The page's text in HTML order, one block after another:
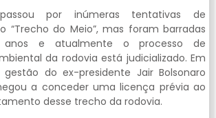
por inúmeras tentativas de
“Trecho do Meio”, mas foram barradas
e atualmente o processo de
da rodovia está judicializado. Em
do ex-presidente Jair Bolsonaro
a conceder uma licença prévia ao
desse trecho da rodovia.